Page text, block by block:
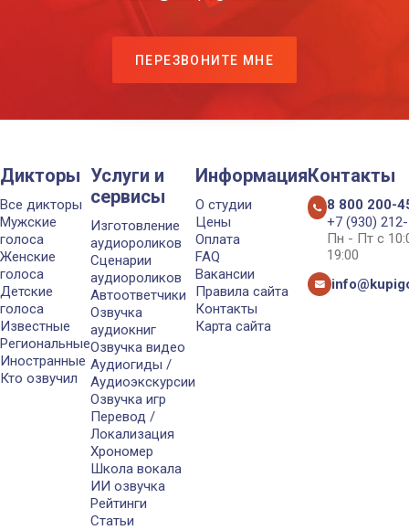
ПЕРЕЗВОНИТЕ МНЕ
Дикторы
Все дикторы
Мужские
голоса
Женские
голоса
Детские
голоса
Известные
Региональные
Иностранные
Кто озвучил
Услуги и
сервисы
Изготовление
аудиороликов
Сценарии
аудиороликов
Автоответчики
Озвучка
аудиокниг
Озвучка видео
Аудиогиды /
Аудиоэкскурсии
Озвучка игр
Перевод /
Локализация
Хрономер
Школа вокала
ИИ озвучка
Рейтинги
Статьи
Информация
О студии
Цены
Оплата
FAQ
Вакансии
Правила сайта
Контакты
Карта сайта
Контакты
8 800 200-
+7 (930)
Пн - Пт с
19:00